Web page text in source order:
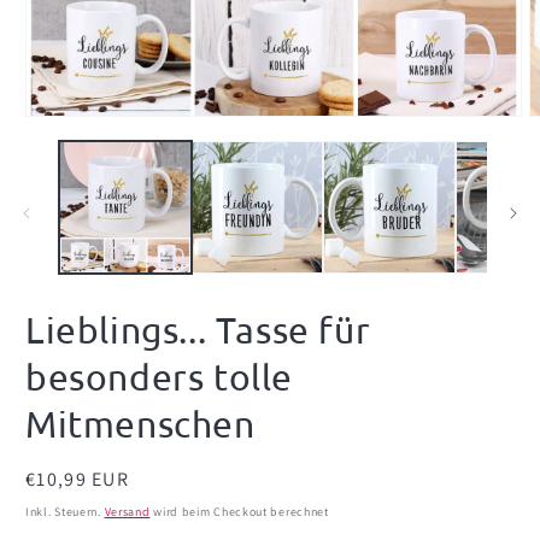
öffnen
Lieblings... Tasse für
besonders tolle
Mitmenschen
Normaler
Preis
€10,99 EUR
Inkl. Steuern. Versand wird beim Checkout berechnet